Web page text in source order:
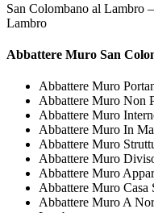
San Colombano al Lambro
Lambro
Abbattere Muro San
Abbattere Muro
Abbattere Muro Non
Abbattere Muro
Abbattere Muro In
Abbattere Muro
Abbattere Muro
Abbattere Muro
Abbattere Muro Casa
Abbattere Muro A